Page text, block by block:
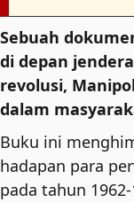
Sebuah
di depan
revolusi,
dalam
Buku ini
hadapan para
pada tahun